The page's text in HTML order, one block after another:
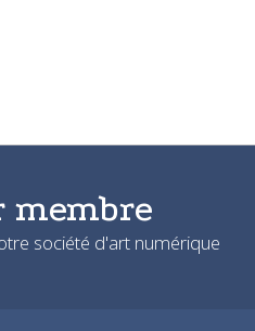
membre
société d'art numérique